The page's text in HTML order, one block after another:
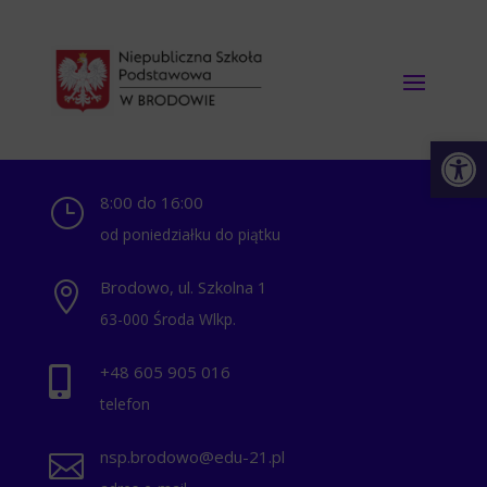
} 8:00 do 16:00
od poniedziałku do piątku
 Brodowo, ul. Szkolna 1
63-000 Środa Wlkp.
 +48 ‭605 905 016‬
telefon
 nsp.brodowo@edu-21.pl